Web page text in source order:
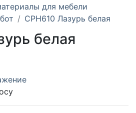
для мебели
CPH610 Лазурь белая
белая